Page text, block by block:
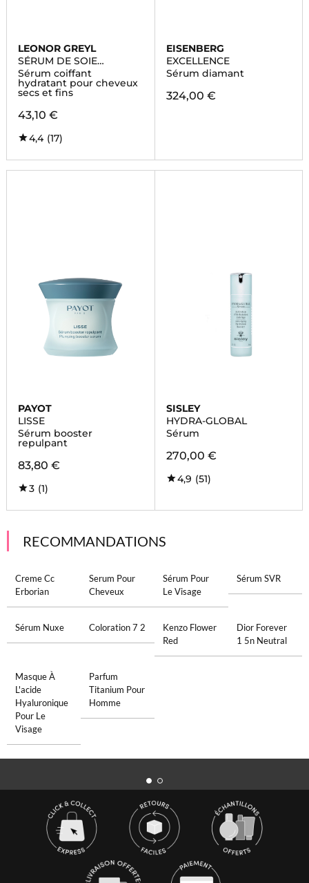
LEONOR GREYL
SÉRUM DE SOIE
SUBLIMATEUR
Sérum coiffant
hydratant pour cheveux
secs et fins
43,10 €
4,4 (17)
EISENBERG
EXCELLENCE
Sérum diamant
324,00 €
PAYOT
LISSE
Sérum booster
repulpant
83,80 €
3 (1)
SISLEY
HYDRA-GLOBAL
Sérum
270,00 €
4,9 (51)
RECOMMANDATIONS
Creme Cc
Erborian
Serum Pour
Cheveux
Sérum Pour
Le Visage
Sérum SVR
Sérum Nuxe Coloration 7 2
Kenzo Flower
Red
Dior Forever
1 5n Neutral
Masque À
L'acide
Hyaluronique
Pour Le
Visage
Parfum
Titanium Pour
Homme